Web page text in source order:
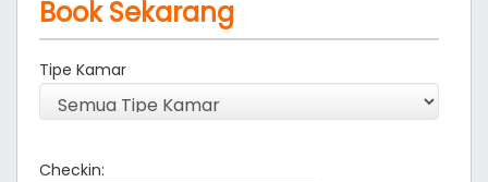
Book Sekarang
Tipe Kamar
Checkin: